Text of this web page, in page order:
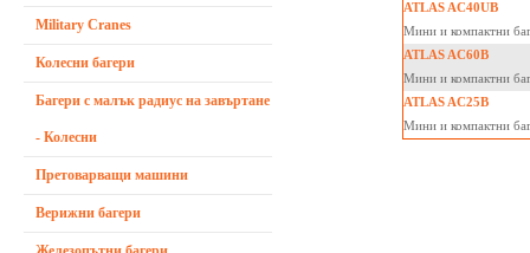
Military Cranes
Колесни багери
Багери с малък радиус на завъртане
- Колесни
Претоварващи машини
Верижни багери
ATLAS AC40UB
Мини и компактни
ATLAS AC60B
Мини и компактни
ATLAS AC25B
Мини и компактни